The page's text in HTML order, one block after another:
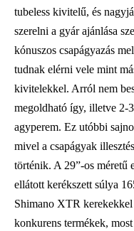
tubeless kivitelű, és
szerelni a gyár ajánlása
kónuszos csapágyazás
tudnak elérni vele mint
kivitelekkel. Arról nem
megoldható így, illetve 2-
agyperem. Ez utóbbi
mivel a csapágyak
történik. A 29”-os méretű
ellátott kerékszett súlya
Shimano XTR kerekekkel
konkurens termékek,